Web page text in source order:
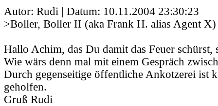
Autor: Rudi | Datum: 10.11.2004 23:30:23
>Boller, Boller II (aka Frank H. alias Agent X)
Hallo Achim, das Du damit das Feuer schürst,
Wie wärs denn mal mit einem Gespräch
Durch gegenseitige öffentliche Ankotzerei ist
geholfen.
Gruß Rudi